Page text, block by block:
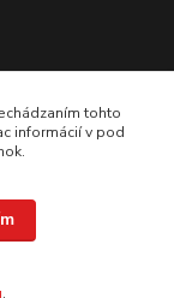
vyhradené..
tohto
informácií v pod
.